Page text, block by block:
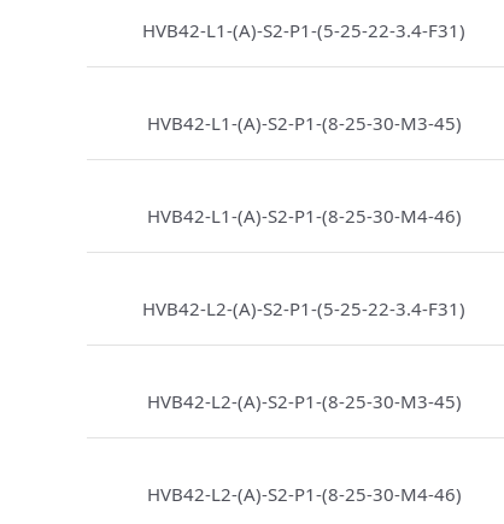
HVB42-L1-(A)-S2-P1-(5-25-22-3.4-F31)
HVB42-L1-(A)-S2-P1-(8-25-30-M3-45)
HVB42-L1-(A)-S2-P1-(8-25-30-M4-46)
HVB42-L2-(A)-S2-P1-(5-25-22-3.4-F31)
HVB42-L2-(A)-S2-P1-(8-25-30-M3-45)
HVB42-L2-(A)-S2-P1-(8-25-30-M4-46)